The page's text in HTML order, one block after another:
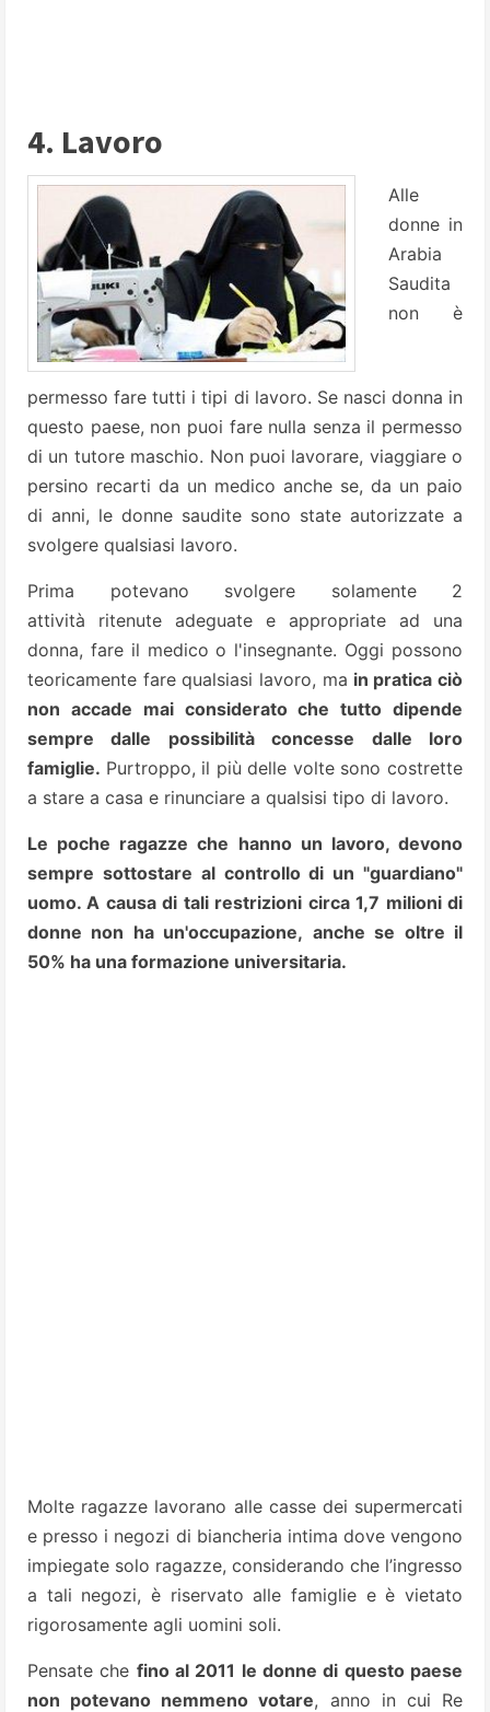
4. Lavoro
Alle
donne in
Arabia
Saudita
non è
permesso fare tutti i tipi di lavoro. Se nasci donna in
questo paese, non puoi fare nulla senza il permesso
di un tutore maschio. Non puoi lavorare, viaggiare o
persino recarti da un medico anche se, da un paio
di anni, le donne saudite sono state autorizzate a
svolgere qualsiasi lavoro.
Prima potevano svolgere solamente 2
attività ritenute adeguate e appropriate ad una
donna, fare il medico o l'insegnante. Oggi possono
teoricamente fare qualsiasi lavoro, ma in pratica ciò
non accade mai considerato che tutto dipende
sempre dalle possibilità concesse dalle loro
famiglie. Purtroppo, il più delle volte sono costrette
a stare a casa e rinunciare a qualsisi tipo di lavoro.
Le poche ragazze che hanno un lavoro, devono
sempre sottostare al controllo di un "guardiano"
uomo. A causa di tali restrizioni circa 1,7 milioni di
donne non ha un'occupazione, anche se oltre il
50% ha una formazione universitaria.
Molte ragazze lavorano alle casse dei supermercati
e presso i negozi di biancheria intima dove vengono
impiegate solo ragazze, considerando che l’ingresso
a tali negozi, è riservato alle famiglie e è vietato
rigorosamente agli uomini soli.
Pensate che fino al 2011 le donne di questo paese
non potevano nemmeno votare, anno in cui Re